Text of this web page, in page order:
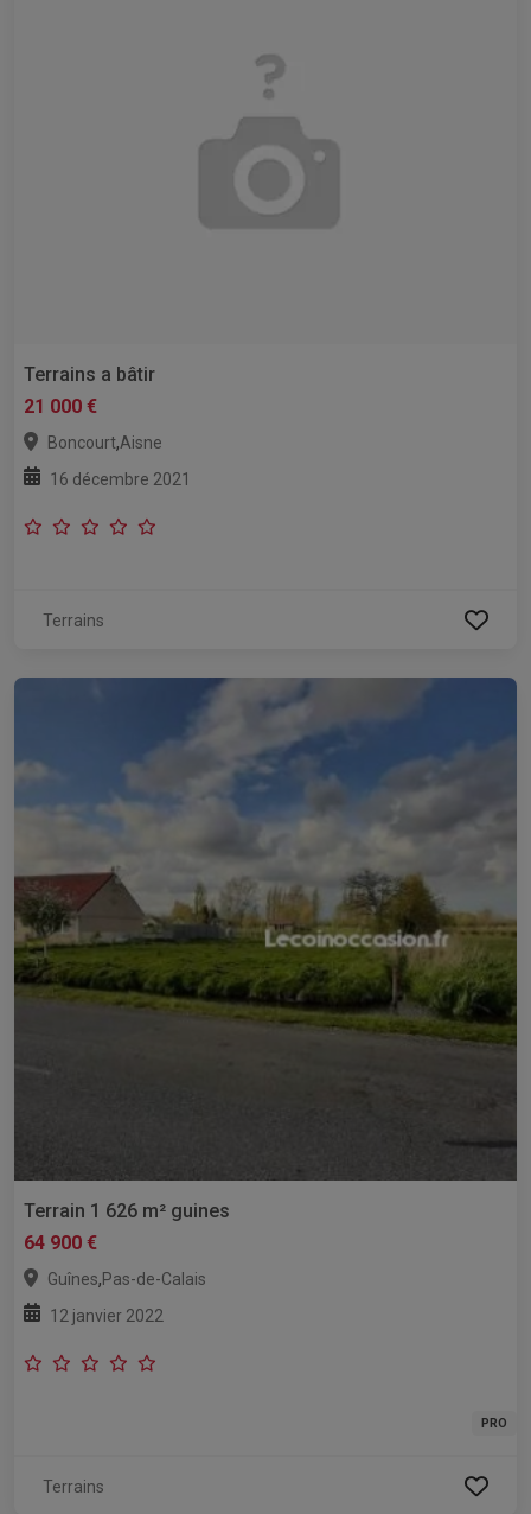
Terrains a bâtir
21 000 €
Boncourt,Aisne
16 décembre 2021
Terrains
Terrain 1 626 m² guines
64 900 €
Guînes,Pas-de-Calais
12 janvier 2022
PRO
Terrains